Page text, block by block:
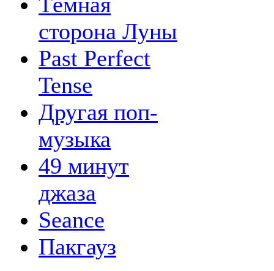
сторона Луны
Past Perfect
Tense
Другая поп-
музыка
49 минут
джаза
Seance
Пакгауз